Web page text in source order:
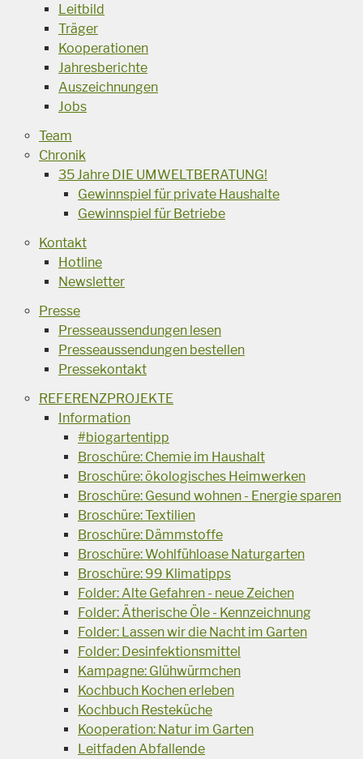
Leitbild
Träger
Kooperationen
Jahresberichte
Auszeichnungen
Jobs
Team
Chronik
35 Jahre DIE UMWELTBERATUNG!
Gewinnspiel für private Haushalte
Gewinnspiel für Betriebe
Kontakt
Hotline
Newsletter
Presse
Presseaussendungen lesen
Presseaussendungen bestellen
Pressekontakt
REFERENZPROJEKTE
Information
#biogartentipp
Broschüre: Chemie im Haushalt
Broschüre: ökologisches Heimwerken
Broschüre: Gesund wohnen - Energie sparen
Broschüre: Textilien
Broschüre: Dämmstoffe
Broschüre: Wohlfühloase Naturgarten
Broschüre: 99 Klimatipps
Folder: Alte Gefahren - neue Zeichen
Folder: Ätherische Öle - Kennzeichnung
Folder: Lassen wir die Nacht im Garten
Folder: Desinfektionsmittel
Kampagne: Glühwürmchen
Kochbuch Kochen erleben
Kochbuch Resteküche
Kooperation: Natur im Garten
Leitfaden Abfallende